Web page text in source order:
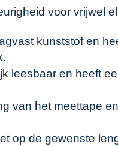
voor vrijwel
kunststof en
leesbaar en heeft
van het meettape
op de gewenste